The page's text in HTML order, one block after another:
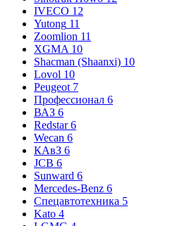
IVECO 12
Yutong 11
Zoomlion 11
XGMA 10
Shacman (Shaanxi) 10
Lovol 10
Peugeot 7
Профессионал 6
ВАЗ 6
Redstar 6
Wecan 6
КАвЗ 6
JCB 6
Sunward 6
Mercedes-Benz 6
Спецавтотехника 5
Kato 4